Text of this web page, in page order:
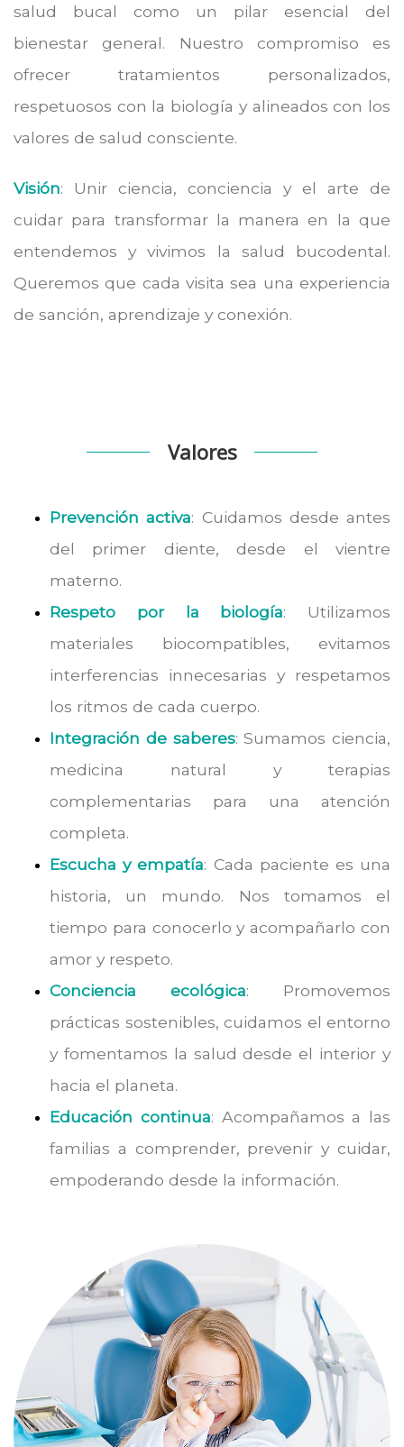
salud bucal como un pilar esencial del
bienestar general. Nuestro compromiso es
ofrecer tratamientos personalizados,
respetuosos con la biología y alineados con los
valores de salud consciente.
Visión: Unir ciencia, conciencia y el arte de
cuidar para transformar la manera en la que
entendemos y vivimos la salud bucodental.
Queremos que cada visita sea una experiencia
de sanción, aprendizaje y conexión.
Valores
Prevención activa: Cuidamos desde antes
del primer diente, desde el vientre
materno.
Respeto por la biología: Utilizamos
materiales biocompatibles, evitamos
interferencias innecesarias y respetamos
los ritmos de cada cuerpo.
Integración de saberes: Sumamos ciencia,
medicina natural y terapias
complementarias para una atención
completa.
Escucha y empatía: Cada paciente es una
historia, un mundo. Nos tomamos el
tiempo para conocerlo y acompañarlo con
amor y respeto.
Conciencia ecológica: Promovemos
prácticas sostenibles, cuidamos el entorno
y fomentamos la salud desde el interior y
hacia el planeta.
Educación continua: Acompañamos a las
familias a comprender, prevenir y cuidar,
empoderando desde la información.